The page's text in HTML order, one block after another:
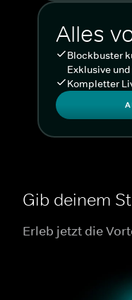
Alles
Blockbuster
Exklusive
Kompletter
Gib deinem
Erleb jetzt die